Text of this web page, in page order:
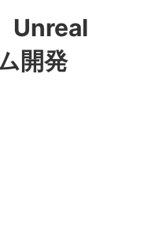
Unreal
開発